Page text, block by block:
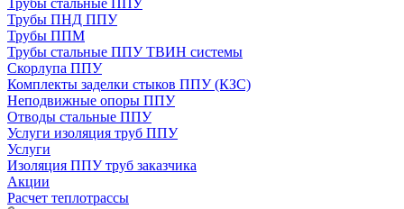
Трубы стальные ППУ
Трубы ПНД ППУ
Трубы ППМ
Трубы стальные ППУ ТВИН системы
Скорлупа ППУ
Комплекты заделки стыков ППУ (КЗС)
Неподвижные опоры ППУ
Отводы стальные ППУ
Услуги изоляция труб ППУ
Услуги
Изоляция ППУ труб заказчика
Акции
Расчет теплотрассы